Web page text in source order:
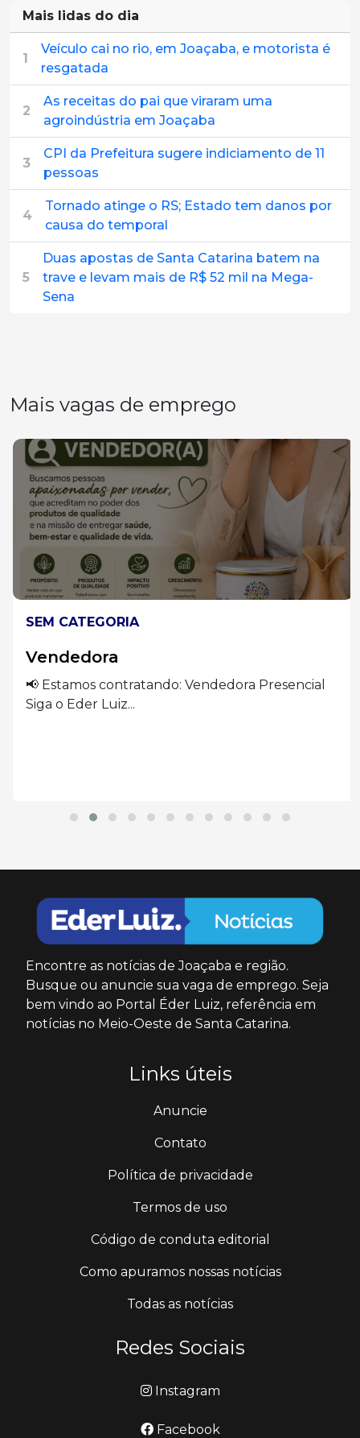
Mais lidas do dia
1
Veículo cai no rio, em Joaçaba, e motorista é
resgatada
2
As receitas do pai que viraram uma
agroindústria em Joaçaba
3
CPI da Prefeitura sugere indiciamento de 11
pessoas
4
Tornado atinge o RS; Estado tem danos por
causa do temporal
5
Duas apostas de Santa Catarina batem na
trave e levam mais de R$ 52 mil na Mega-
Sena
Mais vagas de emprego
SEM CATEGORIA
Vendedora
📢 Estamos contratando: Vendedora Presencial
Siga o Eder Luiz...
Encontre as notícias de Joaçaba e região.
Busque ou anuncie sua vaga de emprego. Seja
bem vindo ao Portal Éder Luiz, referência em
notícias no Meio-Oeste de Santa Catarina.
Links úteis
Anuncie
Contato
Política de privacidade
Termos de uso
Código de conduta editorial
Como apuramos nossas notícias
Todas as notícias
Redes Sociais
Instagram
Facebook